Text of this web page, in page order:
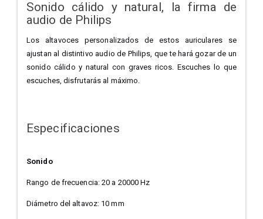
Sonido cálido y natural, la firma de
audio de Philips
Los altavoces personalizados de estos auriculares se
ajustan al distintivo audio de Philips, que te hará gozar de un
sonido cálido y natural con graves ricos. Escuches lo que
escuches, disfrutarás al máximo.
Especificaciones
Sonido
Rango de frecuencia: 20 a 20000 Hz
Diámetro del altavoz: 10 mm